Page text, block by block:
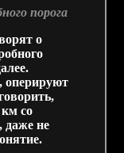
порога
о
оперируют
со
даже не